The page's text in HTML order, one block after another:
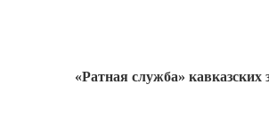
«Ратная служба» кавказских